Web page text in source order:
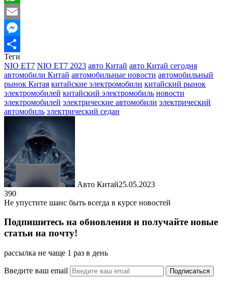
WhatsApp
Email
Messenger
Отправить
Теги
NIO ET7 NIO ET7 2023 авто Китай авто Китай сегодня
автомобили Китай автомобильные новости автомобильный
рынок Китая китайские электромобили китайский рынок
электромобилей китайский электромобиль новости
электромобилей электрические автомобили электрический
автомобиль электрический седан
Авто Китай25.05.2023
390
Не упустите шанс быть всегда в курсе новостей
Подпишитесь на обновления и получайте новые
статьи на почту!
рассылка не чаще 1 раз в день
Введите ваш email